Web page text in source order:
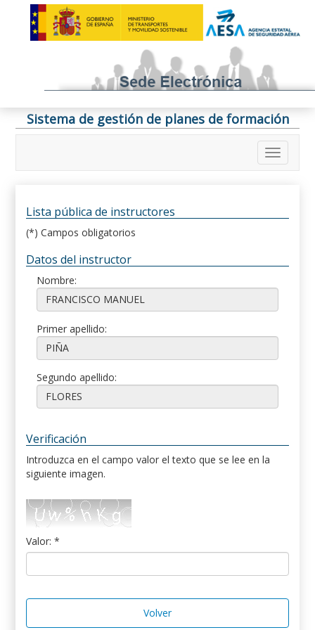
Sistema de gestión de planes de formación
Lista pública de instructores
(*) Campos obligatorios
Datos del instructor
Nombre:
Primer apellido:
Segundo apellido:
Verificación
Introduzca en el campo valor el texto que se lee en la
siguiente imagen.
Valor: *
Volver